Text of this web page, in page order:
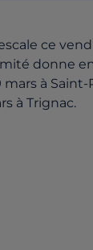
ce
donne
mars à
à Trignac.